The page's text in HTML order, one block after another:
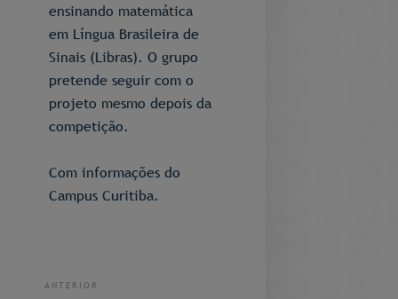
ensinando matemática
em Língua Brasileira de
Sinais (Libras). O grupo
pretende seguir com o
projeto mesmo depois da
competição.
Com informações do
Campus Curitiba.
ANTERIOR